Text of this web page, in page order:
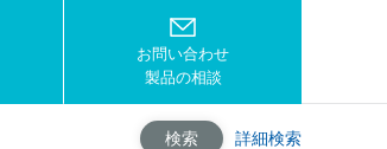
お問い合わせ
製品の相談
検索 詳細検索